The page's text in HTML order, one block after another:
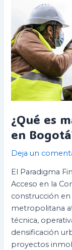
¿Qué es
en
Deja un
El Paradigma
Acceso en la
construcción en
metropolitana
técnica,
densificación
proyectos
rentable
para
tu
obra
en
Bogotá?